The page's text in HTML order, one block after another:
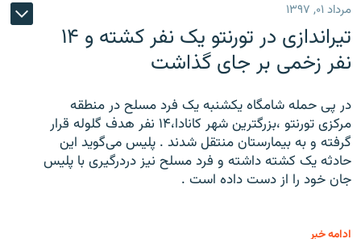
مرداد ۰۱, ۱۳۹۷
تیراندازی در تورنتو یک نفر کشته و ۱۴
نفر زخمی بر جای گذاشت
در پی حمله شامگاه یکشنبه یک فرد مسلح در منطقه
مرکزی تورنتو ،‌بزرگترین شهر کانادا،۱۴ نفر هدف گلوله قرار
گرفته و به بیمارستان منتقل شدند . پلیس می‌گوید این
حادثه یک کشته داشته و فرد مسلح نیز دردرگیری با پلیس
جان خود را از دست داده است .
ادامه خبر